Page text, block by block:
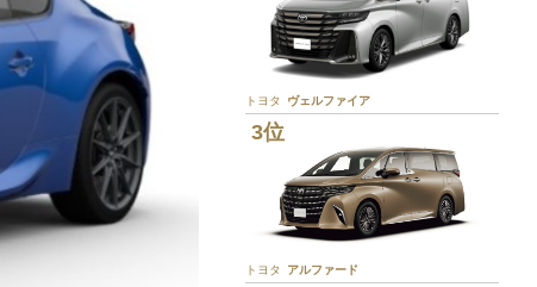
トヨタ ヴェルファイア
3位
トヨタ アルファード